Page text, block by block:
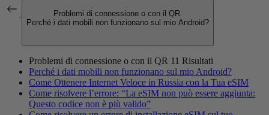
Problemi di connessione o con il QR
Perché i dati mobili non funzionano sul mio Android?
Problemi di connessione o con il QR 11 Risultati
Perché i dati mobili non funzionano sul mio Android?
Come Ottenere Internet Veloce in Russia con la Tua eSIM
Come risolvere l’errore: “La eSIM non può essere aggiunta:
Questo codice non è più valido”